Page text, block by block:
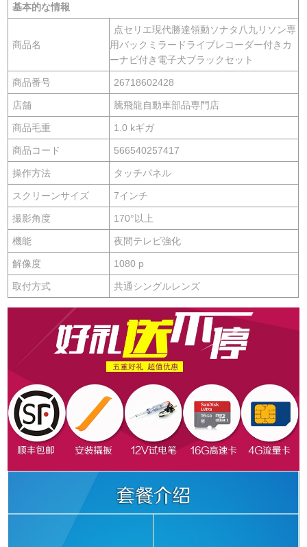
基本的な情報
商品名
点セリエ現代勝達領動ソナタ八九リソン専
用バックミラードライブレコーダー付きカ
ーナビ付き電子犬ブラックセット
商品番号 26718602428
店舗 騰飛龍自動車部品専門店
商品毛重 1.0 kギガ
商品コード 566540257417
操作方法 タッチパネル
スクリーンサイズ 7インチ
撮影角度 170°以上
機能 夜間テレビ強化
解像度 1080 p
取付方式 共通シングルレンズ